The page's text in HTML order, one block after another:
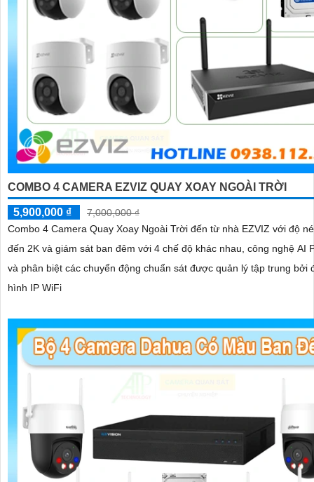
COMBO 4 CAMERA EZVIZ QUAY XOAY NGOÀI TRỜI
5,900,000 ₫
7,000,000 ₫
Combo 4 Camera Quay Xoay Ngoài Trời đến từ nhà EZVIZ với độ
đến 2K và giám sát ban đêm với 4 chế độ khác nhau, công nghệ AI
và phân biệt các chuyển động chuẩn sát được quản lý tập trung bởi
hình IP WiFi